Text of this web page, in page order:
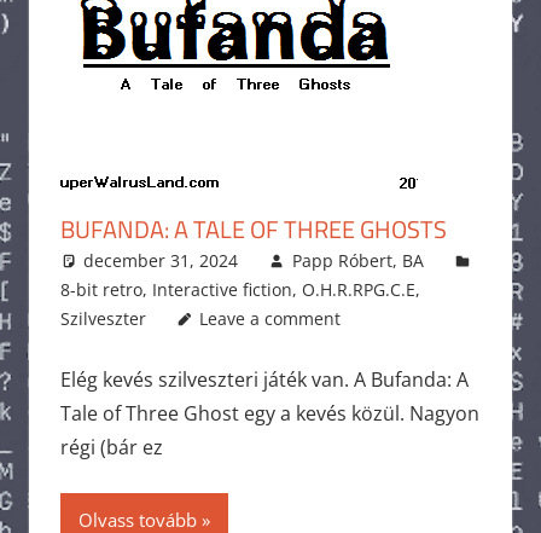
BUFANDA: A TALE OF THREE GHOSTS
december 31, 2024
Papp Róbert, BA
8-bit retro, Interactive fiction, O.H.R.RPG.C.E,
Szilveszter
Leave a comment
Elég kevés szilveszteri játék van. A Bufanda: A
Tale of Three Ghost egy a kevés közül. Nagyon
régi (bár ez
Olvass tovább